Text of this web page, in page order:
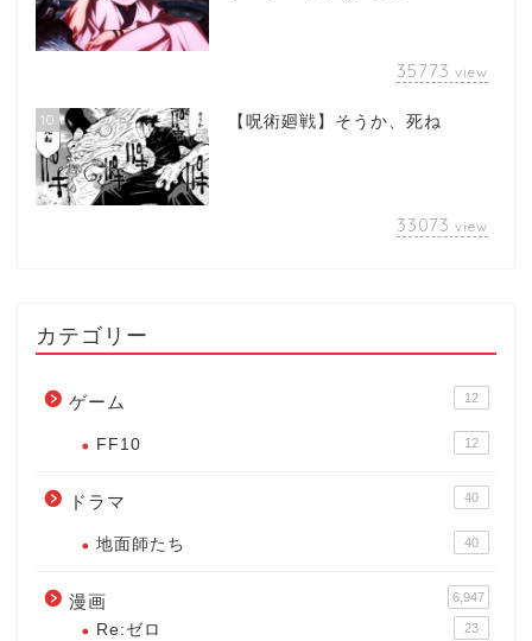
35773 view
10 【呪術廻戦】そうか、死ね
33073 view
カテゴリー
ゲーム 12
FF10 12
ドラマ 40
地面師たち 40
漫画 6,947
Re:ゼロ 23